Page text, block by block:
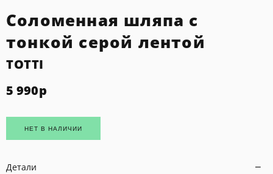
Соломенная шляпа с
тонкой серой лентой
TOTTI
5 990р
НЕТ В НАЛИЧИИ
Детали